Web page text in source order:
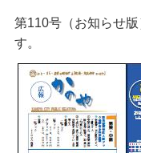
第110号（お知らせ
す。